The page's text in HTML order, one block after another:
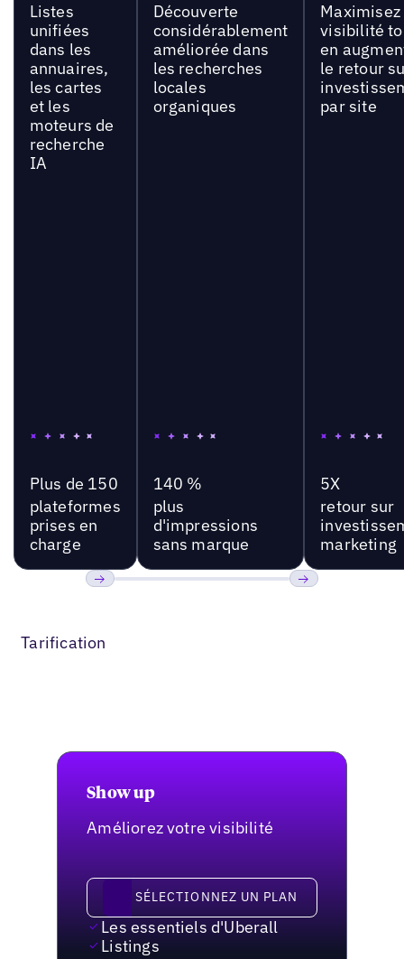
Listes
unifiées
dans les
annuaires,
les cartes
et les
moteurs de
recherche
IA
Plus de 150
plateformes
prises en
charge
Découverte
considérablement
améliorée dans
les recherches
locales
organiques
140 %
plus
d'impressions
sans marque
Maximisez
visibilité
en
le retour
par site
5X
retour sur
marketing
Tarification
Show up
Améliorez votre visibilité
Sélectionnez un plan
SÉLECTIONNEZ UN PLAN
Les essentiels d'Uberall
Listings